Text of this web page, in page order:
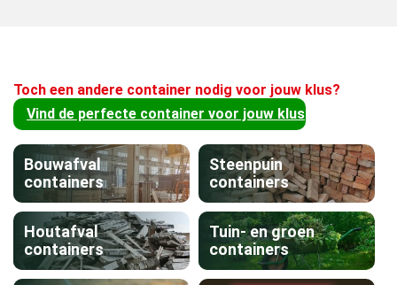
Toch een andere container nodig voor jouw klus?
Vind de perfecte container voor jouw klus
Bouwafval
containers
Steenpuin
containers
Houtafval
containers
Tuin- en groen
containers